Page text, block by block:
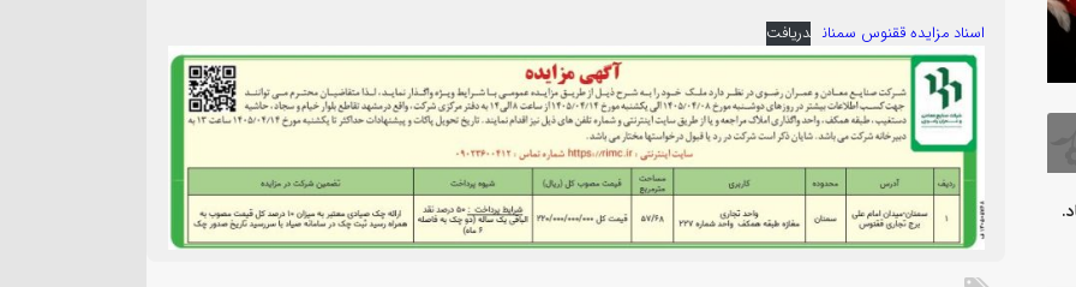
اسناد مزایده ققنوس سمنان دریافت بدرقه آقای شهید